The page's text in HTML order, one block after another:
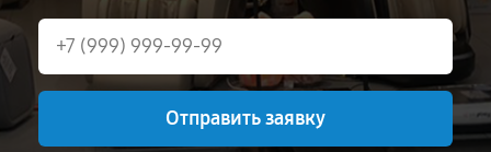
Отправить заявку